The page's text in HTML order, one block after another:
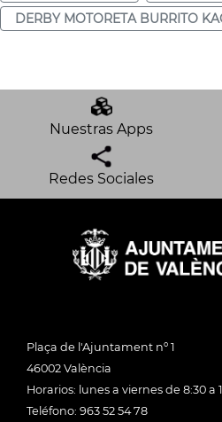
DERBY MOTORETA BURRITO
Nuestras Apps
Redes Sociales
Plaça de l'Ajuntament nº 1
46002 València
Horarios: lunes a viernes de 8:30 a
Teléfono: 963 52 54 78